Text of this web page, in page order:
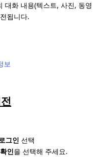
대화 내용(텍스트, 사진, 동영
됩니다.
보
그인 선택
확인을 선택해 주세요.